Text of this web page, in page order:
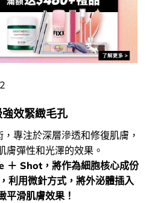
效緊緻毛孔
專注於深層滲透和修復肌膚，
膚彈性和光澤的效果。
＋ Shot，將作為細胞核心成份
利用微針方式，將外泌體插入
平滑肌膚效果！